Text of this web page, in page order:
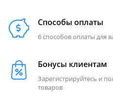
Способы оплаты
6 способов оплаты для
Бонусы клиентам
Зарегистрируйтесь и
товаров